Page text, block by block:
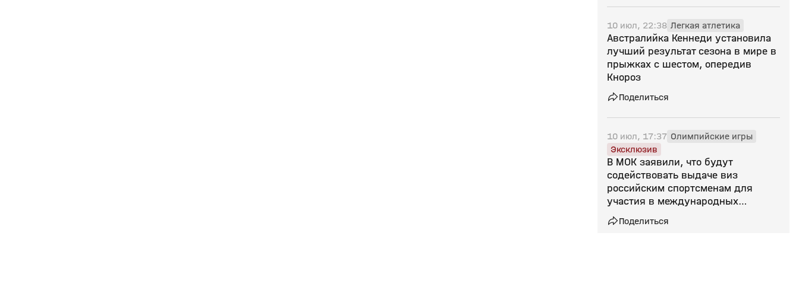
10 июл, 22:38 Легкая атлетика
Австралийка Кеннеди установила
лучший результат сезона в мире в
прыжках с шестом, опередив
Кнороз
Поделиться
10 июл, 17:37 Олимпийские игры
Эксклюзив
В МОК заявили, что будут
содействовать выдаче виз
российским спортсменам для
участия в международных
соревнованиях
Поделиться